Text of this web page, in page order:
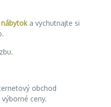
a vychutnajte si
obchod
ceny.